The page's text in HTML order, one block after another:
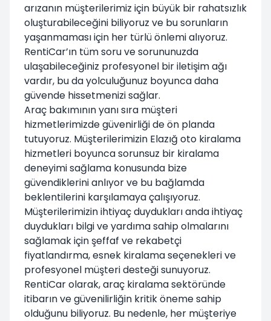
arızanın müşterilerimiz için büyük bir rahatsızlık
oluşturabileceğini biliyoruz ve bu sorunların
yaşanmaması için her türlü önlemi alıyoruz.
RentiCar’ın tüm soru ve sorununuzda
ulaşabileceğiniz profesyonel bir iletişim ağı
vardır, bu da yolculuğunuz boyunca daha
güvende hissetmenizi sağlar.
Araç bakımının yanı sıra müşteri
hizmetlerimizde güvenirliği de ön planda
tutuyoruz. Müşterilerimizin Elazığ oto kiralama
hizmetleri boyunca sorunsuz bir kiralama
deneyimi sağlama konusunda bize
güvendiklerini anlıyor ve bu bağlamda
beklentilerini karşılamaya çalışıyoruz.
Müşterilerimizin ihtiyaç duydukları anda ihtiyaç
duydukları bilgi ve yardıma sahip olmalarını
sağlamak için şeffaf ve rekabetçi
fiyatlandırma, esnek kiralama seçenekleri ve
profesyonel müşteri desteği sunuyoruz.
RentiCar olarak, araç kiralama sektöründe
itibarın ve güvenilirliğin kritik öneme sahip
olduğunu biliyoruz. Bu nedenle, her müşteriye